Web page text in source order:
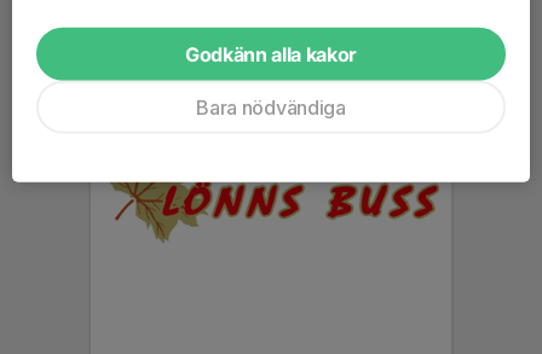
Godkänn alla kakor
Bara nödvändiga